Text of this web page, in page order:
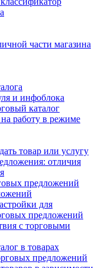
части магазина
и инфоблока
каталог
работу в режиме
товар или услугу
отличия
предложений
для
предложений
с торговыми
в товарах
предложений